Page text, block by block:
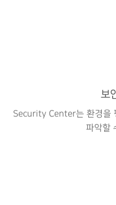
보
Security Center는 환경을
파악할